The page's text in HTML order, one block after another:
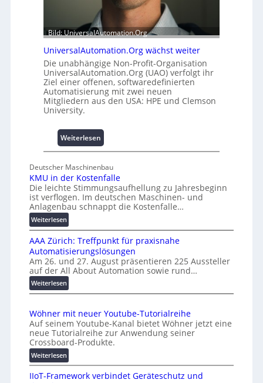
b
a
u
h
e
m
m
n
i
s
e
s
h
a
f
f
n
2
0
u
n
d
4
0
A
Bild: UniversalAutomation.Org
UniversalAutomation.Org wächst weiter
Die unabhängige Non-Profit-Organisation
UniversalAutomation.Org (UAO) verfolgt ihr
Ziel einer offenen, softwaredefinierten
Automatisierung mit zwei neuen
Mitgliedern aus den USA: HPE und Clemson
University.
Weiterlesen:
U
i
v
e
r
l
A
u
t
m
t
i
o
O
Deutscher Maschinenbau
KMU in der Kostenfalle
Die leichte Stimmungsaufhellung zu Jahresbeginn
ist verflogen. Im deutschen Maschinen- und
Anlagenbau schnappt die Kostenfalle…
Weiterlesen:
K
M
U
i
d
e
K
o
s
t
e
n
f
AAA Zürich: Treffpunkt für praxisnahe
Automatisierungslösungen
Am 26. und 27. August präsentieren 225 Aussteller
auf der All About Automation sowie rund…
Weiterlesen:
A
A
Z
ü
r
i
c
h
Wöhner mit neuer Youtube-Tutorialreihe
Auf seinem Youtube-Kanal bietet Wöhner jetzt eine
neue Tutorialreihe zur Anwendung seiner
Crossboard-Produkte.
Weiterlesen:
W
ö
IIoT-Framework verbindet Geräteschutz und